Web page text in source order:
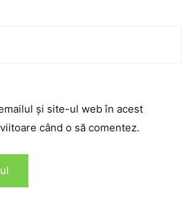
și site-ul web în acest
când o să comentez.